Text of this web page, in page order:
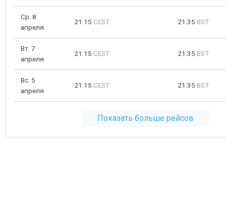
Ср. 8
апреля
21:15 CEST 21:35 BST
Вт. 7
апреля
21:15 CEST 21:35 BST
Вс. 5
апреля
21:15 CEST 21:35 BST
Показать больше рейсов